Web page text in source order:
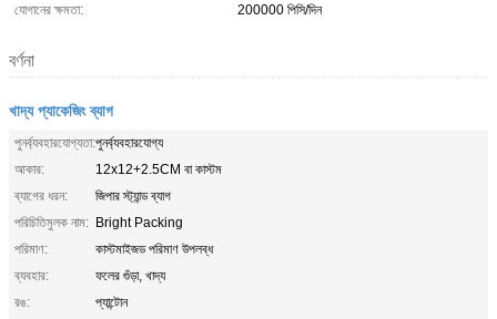
যোগানের ক্ষমতা:
200000 পিসি/দিন
বর্ণনা
খাদ্য প্যাকেজিং ব্যাগ
পুনর্ব্যবহারযোগ্যতা:পুনর্ব্যবহারযোগ্য
আকার:
12x12+2.5CM বা কাস্টম
ব্যাগের ধরন:
জিপার স্ট্যান্ড ব্যাগ
পরিচিতিমুলক নাম: Bright Packing
পরিমাণ:
কাস্টমাইজড পরিমাণ উপলব্ধ
ব্যবহার:
ফলের গুঁড়া, খাদ্য
রঙ:
প্যান্টোন